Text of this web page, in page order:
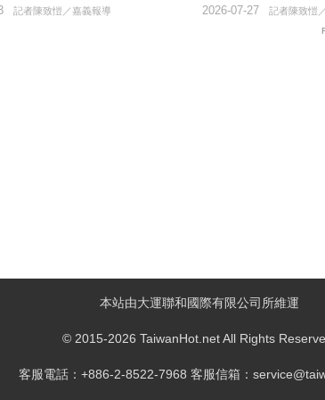
記者陳致愷／嘉義報導 記者陳致愷
2026-07-27
本站由大運聯和國際有限公司所維運
© 2015-2026 TaiwanHot.net All Rights
客服電話：+886-2-8522-7968 客服信箱：